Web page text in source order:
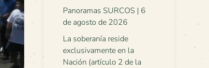
Panoramas SURCOS | 6
de agosto de 2026
La soberanía reside
exclusivamente en la
Nación (artículo 2 de la